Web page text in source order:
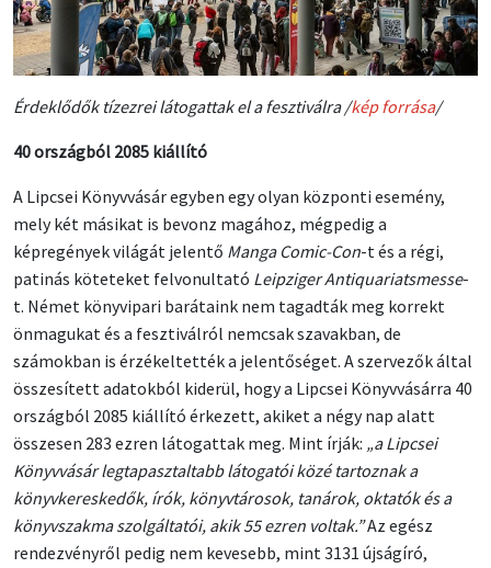
Érdeklődők tízezrei látogattak el a fesztiválra /kép forrása/
40 országból 2085 kiállító
A Lipcsei Könyvvásár egyben egy olyan központi esemény,
mely két másikat is bevonz magához, mégpedig a
képregények világát jelentő Manga Comic-Con-t és a régi,
patinás köteteket felvonultató Leipziger Antiquariatsmesse-
t. Német könyvipari barátaink nem tagadták meg korrekt
önmagukat és a fesztiválról nemcsak szavakban, de
számokban is érzékeltették a jelentőséget. A szervezők által
összesített adatokból kiderül, hogy a Lipcsei Könyvvásárra 40
országból 2085 kiállító érkezett, akiket a négy nap alatt
összesen 283 ezren látogattak meg. Mint írják: „a Lipcsei
Könyvvásár legtapasztaltabb látogatói közé tartoznak a
könyvkereskedők, írók, könyvtárosok, tanárok, oktatók és a
könyvszakma szolgáltatói, akik 55 ezren voltak.”Az egész
rendezvényről pedig nem kevesebb, mint 3131 újságíró,